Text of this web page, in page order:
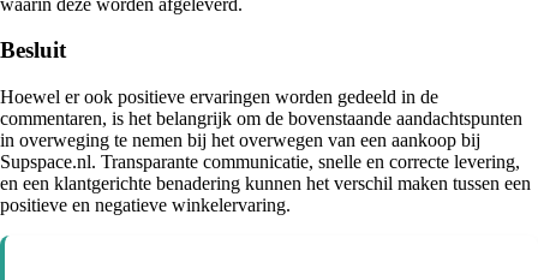
Besluit
Hoewel er ook positieve ervaringen worden gedeeld in de
commentaren, is het belangrijk om de bovenstaande aandachtspunten
in overweging te nemen bij het overwegen van een aankoop bij
Supspace.nl. Transparante communicatie, snelle en correcte levering,
en een klantgerichte benadering kunnen het verschil maken tussen een
positieve en negatieve winkelervaring.